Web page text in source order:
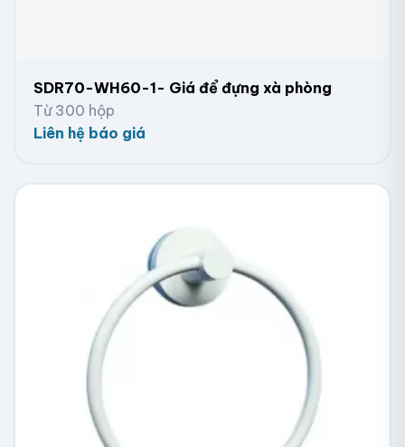
SDR70-WH60-1- Giá để đựng xà phòng
Từ 300 hộp
Liên hệ báo giá